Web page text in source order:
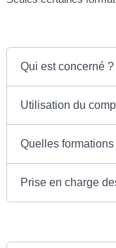
Qui est concerné ?
Utilisation du
Quelles
Prise en charge